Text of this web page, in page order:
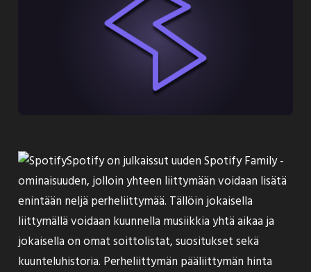
Spotify onjulkaissutuuden Spotify Family -
ominaisuuden, jolloin yhteen liittymään voidaan lisätä
enintään neljä perheliittymää. Tällöin jokaisella
liittymällä voidaan kuunnella musiikkia yhtä aikaa ja
jokaisella on omat soittolistat, suositukset sekä
kuunteluhistoria. Perheliittymän pääliittymän hinta